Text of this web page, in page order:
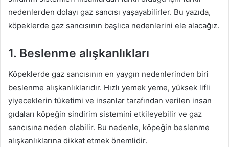
nedenlerden dolayı gaz sancısı yaşayabilirler. Bu yazıda,
köpeklerde gaz sancısının başlıca nedenlerini ele alacağız.
1. Beslenme alışkanlıkları
Köpeklerde gaz sancısının en yaygın nedenlerinden biri
beslenme alışkanlıklarıdır. Hızlı yemek yeme, yüksek lifli
yiyeceklerin tüketimi ve insanlar tarafından verilen insan
gıdaları köpeğin sindirim sistemini etkileyebilir ve gaz
sancısına neden olabilir. Bu nedenle, köpeğin beslenme
alışkanlıklarına dikkat etmek önemlidir.